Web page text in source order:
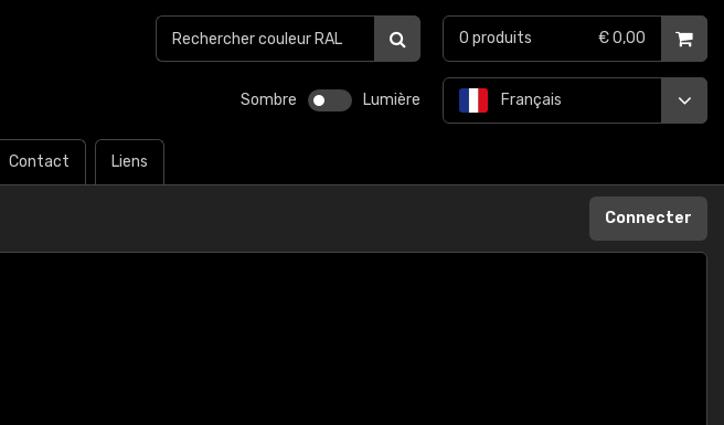
Sombre Lumière
Contact Liens
Français
0 produits € 0,00
Connecter